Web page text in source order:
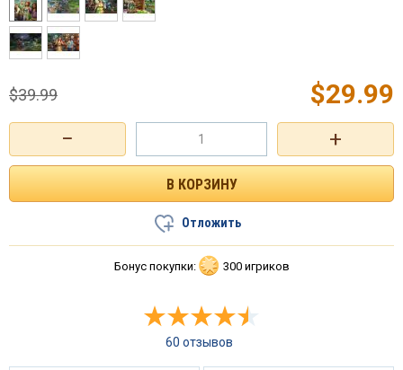
+
−
$29.99
$39.99
Отложить
Бонус покупки: 300 игриков
60 отзывов